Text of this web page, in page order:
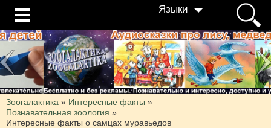
Языки
Зоогалактика » Интересные факты »
Познавательная зоология »
Интересные факты о самцах муравьедов